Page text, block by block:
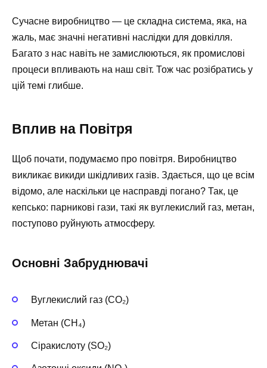
Сучасне виробництво — це складна система, яка, на
жаль, має значні негативні наслідки для довкілля.
Багато з нас навіть не замислюються, як промислові
процеси впливають на наш світ. Тож час розібратись у
цій темі глибше.
Вплив на Повітря
Щоб почати, подумаємо про повітря. Виробництво
викликає викиди шкідливих газів. Здається, що це всім
відомо, але наскільки це насправді погано? Так, це
кепсько: парникові гази, такі як вуглекислий газ, метан,
поступово руйнують атмосферу.
Основні Забруднювачі
Вуглекислий газ (CO₂)
Метан (CH₄)
Сіракислоту (SO₂)